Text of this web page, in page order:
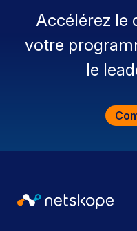
Accélérez le
votre
le